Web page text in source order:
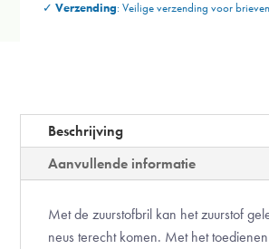
✓Verzending:Veilige verzending voor
Beschrijving
Aanvullende informatie
Met de zuurstofbril kan het zuurstof
neus terecht komen. Met het